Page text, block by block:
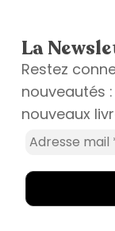
La
Restez
nouveautés
nouveaux